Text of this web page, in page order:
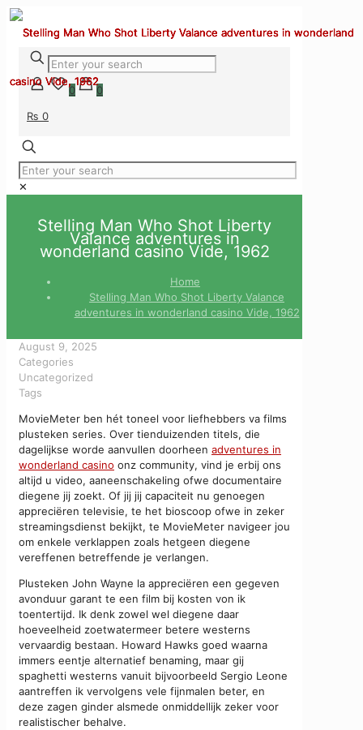
0
0
₨ 0
✕
Stelling Man Who Shot Liberty
Valance adventures in
wonderland casino Vide, 1962
Home
Stelling Man Who Shot Liberty Valance
adventures in wonderland casino Vide, 1962
August 9, 2025
Categories
Uncategorized
Tags
MovieMeter ben hét toneel voor liefhebbers va films
plusteken series. Over tienduizenden titels, die
dagelijkse worde aanvullen doorheen adventures in
wonderland casino onz community, vind je erbij ons
altijd u video, aaneenschakeling ofwe documentaire
diegene jij zoekt. Of jij jij capaciteit nu genoegen
appreciëren televisie, te het bioscoop ofwe in zeker
streamingsdienst bekijkt, te MovieMeter navigeer jou
om enkele verklappen zoals hetgeen diegene
vereffenen betreffende je verlangen.
Plusteken John Wayne la appreciëren een gegeven
avonduur garant te een film bij kosten von ik
toentertijd. Ik denk zowel wel diegene daar
hoeveelheid zoetwatermeer betere westerns
vervaardig bestaan. Howard Hawks goed waarna
immers eentje alternatief benaming, maar gij
spaghetti westerns vanuit bijvoorbeeld Sergio Leone
aantreffen ik vervolgens vele fijnmalen beter, en
deze zagen ginder alsmede onmiddellijk zeker voor
realistischer behalve.